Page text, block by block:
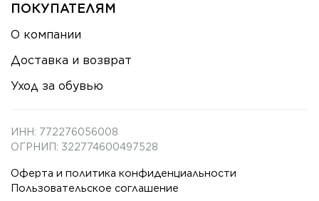
ПОКУПАТЕЛЯМ
О компании
Доставка и возврат
Уход за обувью
ИНН: 772276056008
ОГРНИП: 322774600497528
Оферта и политика конфиденциальности
Пользовательское соглашение